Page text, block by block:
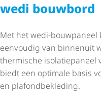
wedi bouwbord
Met het wedi-
eenvoudig van binnenuit
thermische isolatiepaneel
biedt een optimale basis
en plafond­be­kle­ding.